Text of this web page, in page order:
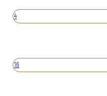
4
16